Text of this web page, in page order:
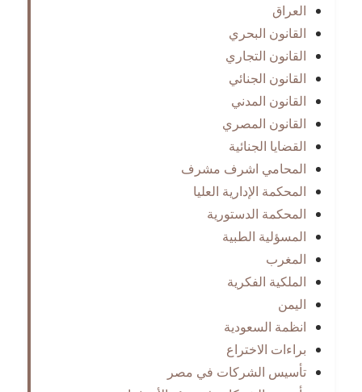
العراق
القانون البحري
القانون التجاري
القانون الجنائي
القانون المدني
القانون المصري
القضايا الجنائية
المحامي اشرف مشرف
المحكمة الإدارية العليا
المحكمة الدستورية
المسؤلية الطبية
المغرب
الملكية الفكرية
اليمن
انظمة السعودية
براءات الاختراع
تأسيس الشركات في مصر